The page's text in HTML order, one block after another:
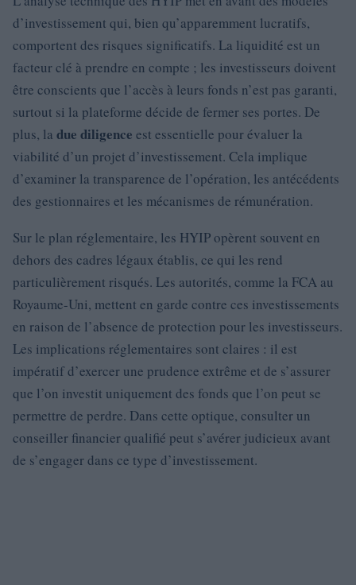
d’investissement qui, bien qu’apparemment lucratifs,
comportent des risques significatifs. La liquidité est un
facteur clé à prendre en compte ; les investisseurs doivent
être conscients que l’accès à leurs fonds n’est pas garanti,
surtout si la plateforme décide de fermer ses portes. De
plus, la due diligence est essentielle pour évaluer la
viabilité d’un projet d’investissement. Cela implique
d’examiner la transparence de l’opération, les antécédents
des gestionnaires et les mécanismes de rémunération.
Sur le plan réglementaire, les HYIP opèrent souvent en
dehors des cadres légaux établis, ce qui les rend
particulièrement risqués. Les autorités, comme la FCA au
Royaume-Uni, mettent en garde contre ces investissements
en raison de l’absence de protection pour les investisseurs.
Les implications réglementaires sont claires : il est
impératif d’exercer une prudence extrême et de s’assurer
que l’on investit uniquement des fonds que l’on peut se
permettre de perdre. Dans cette optique, consulter un
conseiller financier qualifié peut s’avérer judicieux avant
de s’engager dans ce type d’investissement.